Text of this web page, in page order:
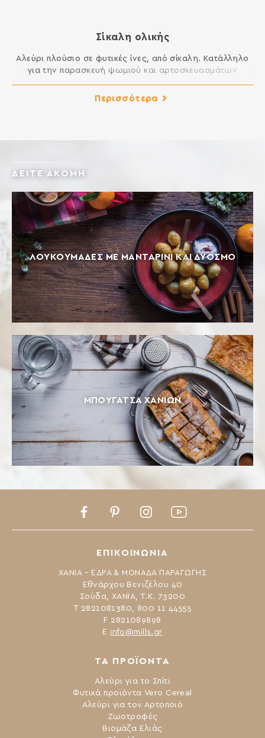
Σίκαλη ολικής
Αλεύρι πλούσιο σε φυτικές ίνες, από σίκαλη. Κατάλληλο
για την παρασκευή ψωµιού και αρτοσκευασµάτων
ΒΕΛΤΙΩΤΙΚΟ ΑΛΕΥΡΟΥ: ΑΣΚΟΡΒΙΚΟ ΟΞΥ Περιέχει γλουτένη.
Ενδέχεται να περιέχει ίχνη γάλακτος, αυγού, λούπινου και
Περισσότερα
ΔΕΙΤΕ ΑΚΟΜΗ
ΛΟΥΚΟΥΜΆΔΕΣ ΜΕ ΜΑΝΤΑΡΊΝΙ ΚΑΙ ΔΥΌΣΜΟ
ΜΠΟΥΓΆΤΣΑ ΧΑΝΊΩΝ
ΤΑ ΠΡΟΪΟΝΤΑ
Αλεύρι για το Σπίτι
Φυτικά προϊόντα Vero Cereal
Αλεύρι για τον Αρτοποιό
Ζωοτροφές
Βιομάζα Ελιάς
ΕΠΙΚΟΙΝΩΝΙΑ
ΧΑΝΙΑ – ΕΔΡΑ & ΜΟΝΑΔΑ ΠΑΡΑΓΩΓΗΣ
Εθνάρχου Βενιζέλου 40
Σούδα, ΧΑΝΙΑ, Τ.Κ. 73200
Τ 2821081380, 800 11 44555
F 2821089898
Ε info@mills.gr
FacebookPinterestInstagramYoutube